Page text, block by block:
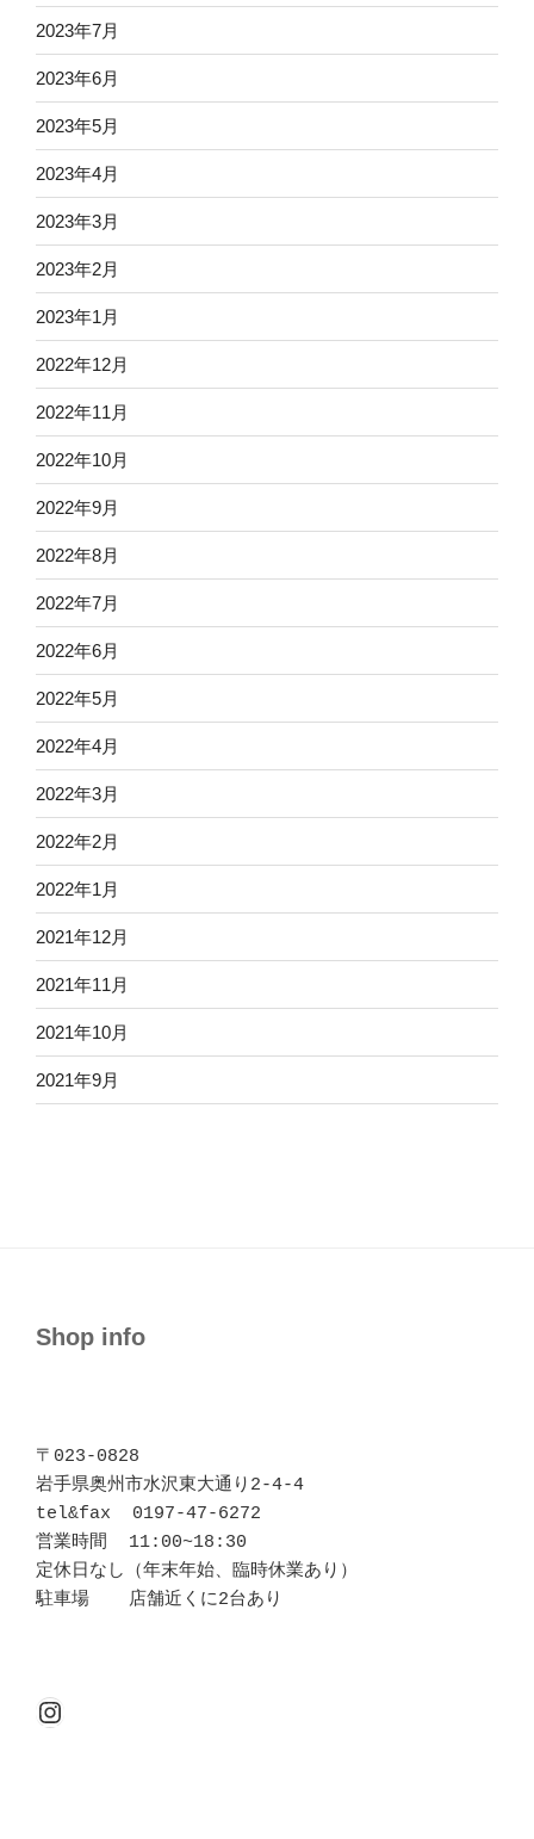
2023年7月
2023年6月
2023年5月
2023年4月
2023年3月
2023年2月
2023年1月
2022年12月
2022年11月
2022年10月
2022年9月
2022年8月
2022年7月
2022年6月
2022年5月
2022年4月
2022年3月
2022年2月
2022年1月
2021年12月
2021年11月
2021年10月
2021年9月
Shop info
〒023-0828
岩手県奥州市水沢東大通り2-4-4
tel&fax  0197-47-6272
営業時間  11:00~18:30
定休日なし（年末年始、臨時休業あり）
駐車場  　店舗近くに2台あり
Instagram